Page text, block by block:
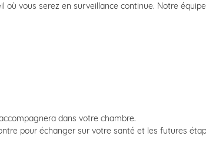
où vous serez en surveillance continue. Notre
dans votre chambre.
pour échanger sur votre santé et les futures